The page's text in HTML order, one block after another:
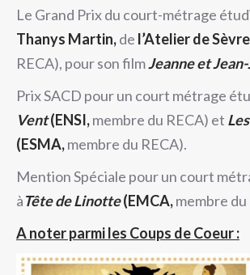
Le Grand Prix du court-métrage
Thanys Martin,de l’Atelier de
RECA), pour son filmJeanne et
Prix SACD pour un court métrage
Vent(ENSI,membre du RECA) et
(ESMA,membre du RECA).
Mention Spéciale pour un court
àTête de Linotte(EMCA,membre du
A noter parmi les Coups de Coeur :